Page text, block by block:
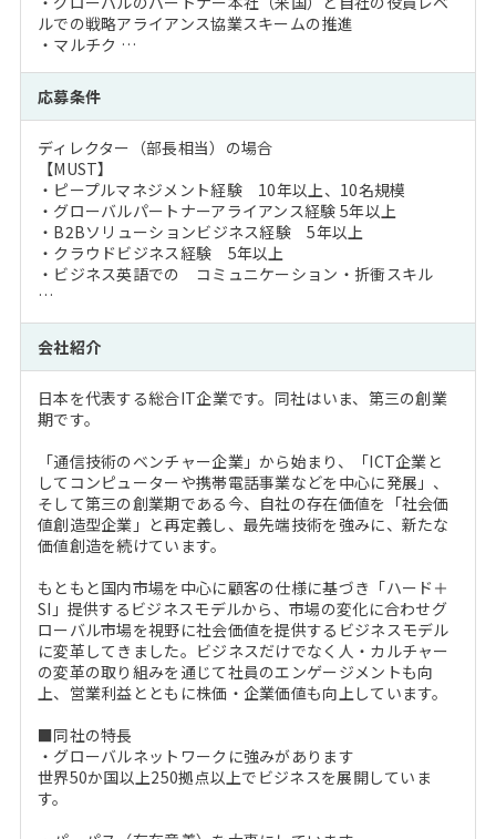
ルでの戦略アライアンス協業スキームの推進
・マルチク …
応募条件
ディレクター（部長相当）の場合
【MUST】
・ピープルマネジメント経験 10年以上、10名規模
・グローバルパートナーアライアンス経験 5年以上
・B2Bソリューションビジネス経験 5年以上
・クラウドビジネス経験 5年以上
・ビジネス英語での コミュニケーション・折衝スキル
…
会社紹介
日本を代表する総合IT企業です。同社はいま、第三の創業
期です。
「通信技術のベンチャー企業」から始まり、「ICT企業と
してコンピューターや携帯電話事業などを中心に発展」、
そして第三の創業期である今、自社の存在価値を「社会価
値創造型企業」と再定義し、最先端技術を強みに、新たな
価値創造を続けています。
もともと国内市場を中心に顧客の仕様に基づき「ハード＋
SI」提供するビジネスモデルから、市場の変化に合わせグ
ローバル市場を視野に社会価値を提供するビジネスモデル
に変革してきました。ビジネスだけでなく人・カルチャー
の変革の取り組みを通じて社員のエンゲージメントも向
上、営業利益とともに株価・企業価値も向上しています。
■同社の特長
・グローバルネットワークに強みがあります
世界50か国以上250拠点以上でビジネスを展開していま
す。